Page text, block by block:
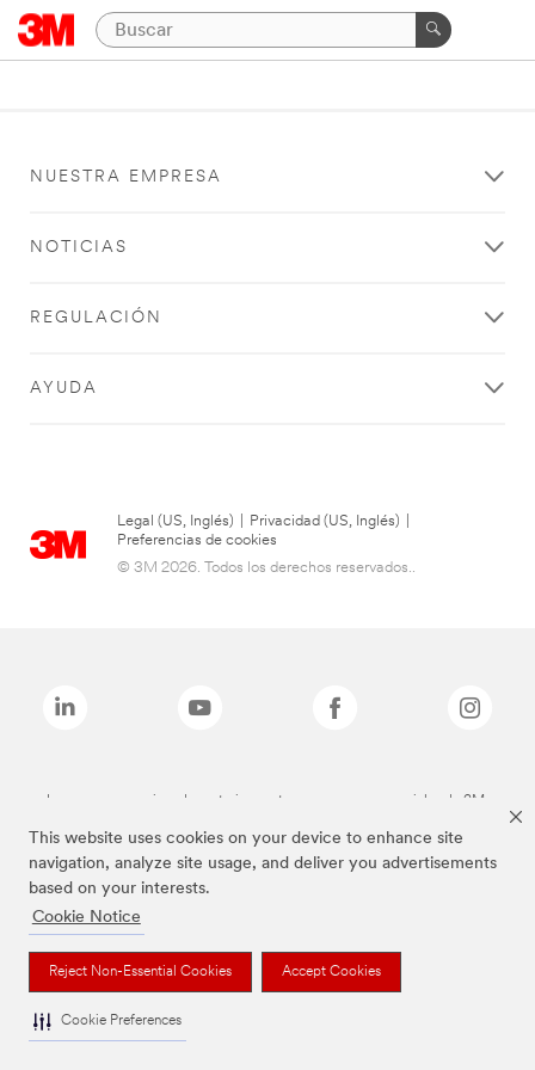
This website uses cookies on your device to enhance site
navigation, analyze site usage, and deliver you advertisements
based on your interests.
Cookie Notice
Reject Non-Essential Cookies Accept Cookies
Cookie Preferences
NUESTRA EMPRESA
NOTICIAS
REGULACIÓN
AYUDA
Legal (US, Inglés) Privacidad (US, Inglés)
Preferencias de cookies
© 3M 2026. Todos los derechos reservados..
Las marcas mencionadas anteriormente son marcas comerciales de 3M.